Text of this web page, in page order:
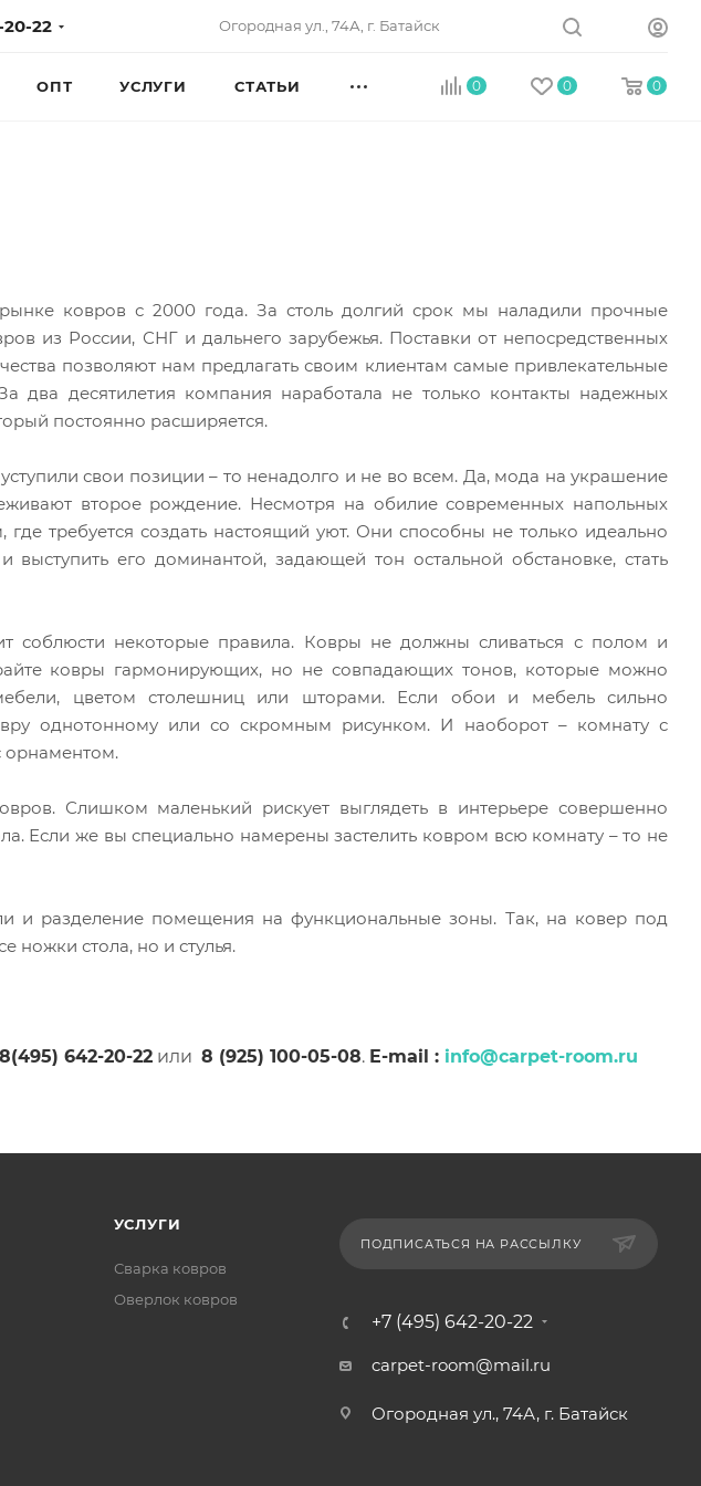
20-22 Огородная ул., 74А, г. Батайск
0 0 0
ОПТ УСЛУГИ СТАТЬИ
рынке ковров с 2000 года. За столь долгий срок мы наладили прочные
из России, СНГ и дальнего зарубежья. Поставки от непосредственных
позволяют нам предлагать своим клиентам самые привлекательные
десятилетия компания наработала не только контакты надежных
постоянно расширяется.
свои позиции – то ненадолго и не во всем. Да, мода на украшение
второе рождение. Несмотря на обилие современных напольных
требуется создать настоящий уют. Они способны не только идеально
его доминантой, задающей тон остальной обстановке, стать
соблюсти некоторые правила. Ковры не должны сливаться с полом и
ковры гармонирующих, но не совпадающих тонов, которые можно
цветом столешниц или шторами. Если обои и мебель сильно
однотонному или со скромным рисунком. И наоборот – комнату с
орнаментом.
Слишком маленький рискует выглядеть в интерьере совершенно
Если же вы специально намерены застелить ковром всю комнату – то не
и разделение помещения на функциональные зоны. Так, на ковер под
ножки стола, но и стулья.
8(495) 642-20-22 или 8 (925) 100-05-08. E-mail : info@carpet-room.ru
УСЛУГИ
Сварка ковров
Оверлок ковров
ПОДПИСАТЬСЯ НА РАССЫЛКУ
+7 (495) 642-20-22
carpet-room@mail.ru
Огородная ул., 74А, г. Батайск